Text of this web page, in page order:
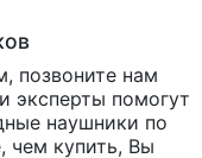
позвоните нам
эксперты помогут
наушники по
чем купить, Вы